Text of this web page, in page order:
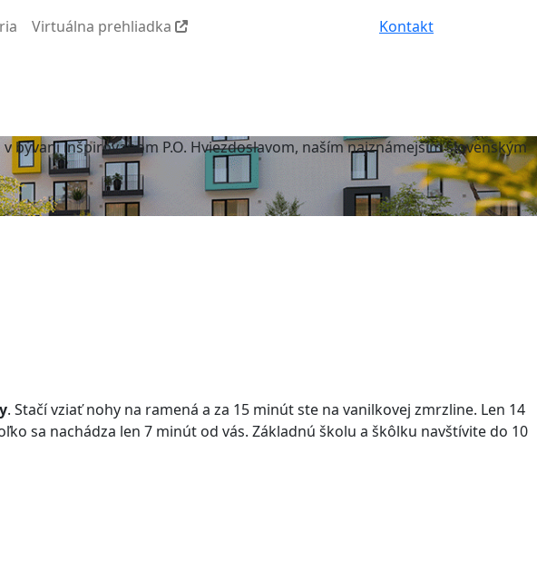
Virtuálna prehliadka Kontakt
inšpirovanom P.O. Hviezdoslavom, naším najznámejším slovenským
. Stačí vziať nohy na ramená a za 15 minút ste na vanilkovej zmrzline. Len 14
sa nachádza len 7 minút od vás. Základnú školu a škôlku navštívite do 10